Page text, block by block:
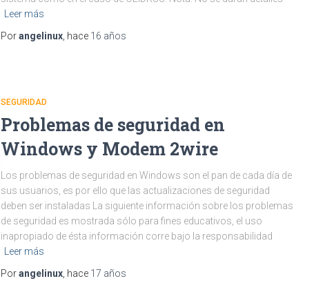
Leer más
Porangelinux , hace 16 años
SEGURIDAD
Problemas de seguridad en
Windows y Modem 2wire
Los problemas de seguridad en Windows son el pan de cada día de
sus usuarios, es por ello que las actualizaciones de seguridad
deben ser instaladas La siguiente información sobre los problemas
de seguridad es mostrada sólo para fines educativos, el uso
inapropiado de ésta información corre bajo la responsabilidad
Leer más
Porangelinux , hace 17 años